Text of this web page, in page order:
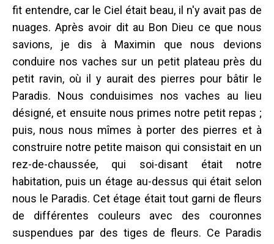
fit entendre, car le Ciel était beau, il n'y avait pas de
nuages. Après avoir dit au Bon Dieu ce que nous
savions, je dis à Maximin que nous devions
conduire nos vaches sur un petit plateau près du
petit ravin, où il y aurait des pierres pour bâtir le
Paradis. Nous conduisimes nos vaches au lieu
désigné, et ensuite nous primes notre petit repas ;
puis, nous nous mîmes à porter des pierres et à
construire notre petite maison qui consistait en un
rez-de-chaussée, qui soi-disant était notre
habitation, puis un étage au-dessus qui était selon
nous le Paradis. Cet étage était tout garni de fleurs
de différentes couleurs avec des couronnes
suspendues par des tiges de fleurs. Ce Paradis